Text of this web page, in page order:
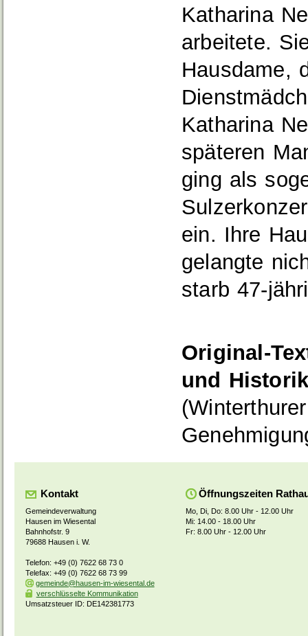
Katharina
arbeitete.
Hausdame,
Katharina
späteren
ging als
ein. Ihre
gelangte
starb 47-
Original-
und
Kontakt
Gemeindeverwaltung
Hausen im Wiesental
Bahnhofstr. 9
79688 Hausen i. W.
Telefon: +49 (0) 7622 68 73 0
Telefax: +49 (0) 7622 68 73 99
gemeinde@hausen-im-wiesental.de
verschlüsselte Kommunikation
Umsatzsteuer ID: DE142381773
Öffnungszeiten
Mo, Di, Do: 8.00 Uhr - 12.00 Uhr
Mi: 14.00 - 18.00 Uhr
Fr: 8.00 Uhr - 12.00 Uhr